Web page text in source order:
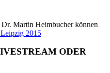
Martin Heimbucher können
2015
ODER